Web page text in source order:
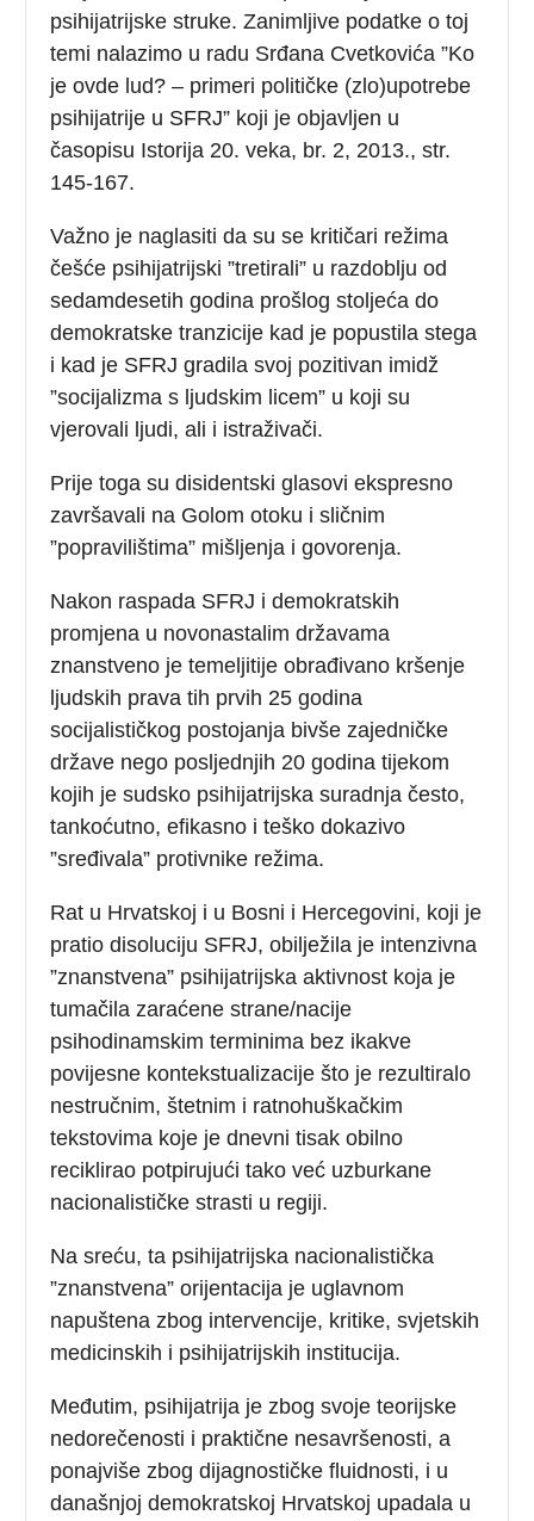
psihijatrijske struke. Zanimljive podatke o toj
temi nalazimo u radu Srđana Cvetkovića ”Ko
je ovde lud? – primeri političke (zlo)upotrebe
psihijatrije u SFRJ” koji je objavljen u
časopisu Istorija 20. veka, br. 2, 2013., str.
145-167.
Važno je naglasiti da su se kritičari režima
češće psihijatrijski ”tretirali” u razdoblju od
sedamdesetih godina prošlog stoljeća do
demokratske tranzicije kad je popustila stega
i kad je SFRJ gradila svoj pozitivan imidž
”socijalizma s ljudskim licem” u koji su
vjerovali ljudi, ali i istraživači.
Prije toga su disidentski glasovi ekspresno
završavali na Golom otoku i sličnim
”popravilištima” mišljenja i govorenja.
Nakon raspada SFRJ i demokratskih
promjena u novonastalim državama
znanstveno je temeljitije obrađivano kršenje
ljudskih prava tih prvih 25 godina
socijalističkog postojanja bivše zajedničke
države nego posljednjih 20 godina tijekom
kojih je sudsko psihijatrijska suradnja često,
tankoćutno, efikasno i teško dokazivo
”sređivala” protivnike režima.
Rat u Hrvatskoj i u Bosni i Hercegovini, koji je
pratio disoluciju SFRJ, obilježila je intenzivna
”znanstvena” psihijatrijska aktivnost koja je
tumačila zaraćene strane/nacije
psihodinamskim terminima bez ikakve
povijesne kontekstualizacije što je rezultiralo
nestručnim, štetnim i ratnohuškačkim
tekstovima koje je dnevni tisak obilno
reciklirao potpirujući tako već uzburkane
nacionalističke strasti u regiji.
Na sreću, ta psihijatrijska nacionalistička
”znanstvena” orijentacija je uglavnom
napuštena zbog intervencije, kritike, svjetskih
medicinskih i psihijatrijskih institucija.
Međutim, psihijatrija je zbog svoje teorijske
nedorečenosti i praktične nesavršenosti, a
ponajviše zbog dijagnostičke fluidnosti, i u
današnjoj demokratskoj Hrvatskoj upadala u